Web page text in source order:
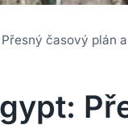
časový plán